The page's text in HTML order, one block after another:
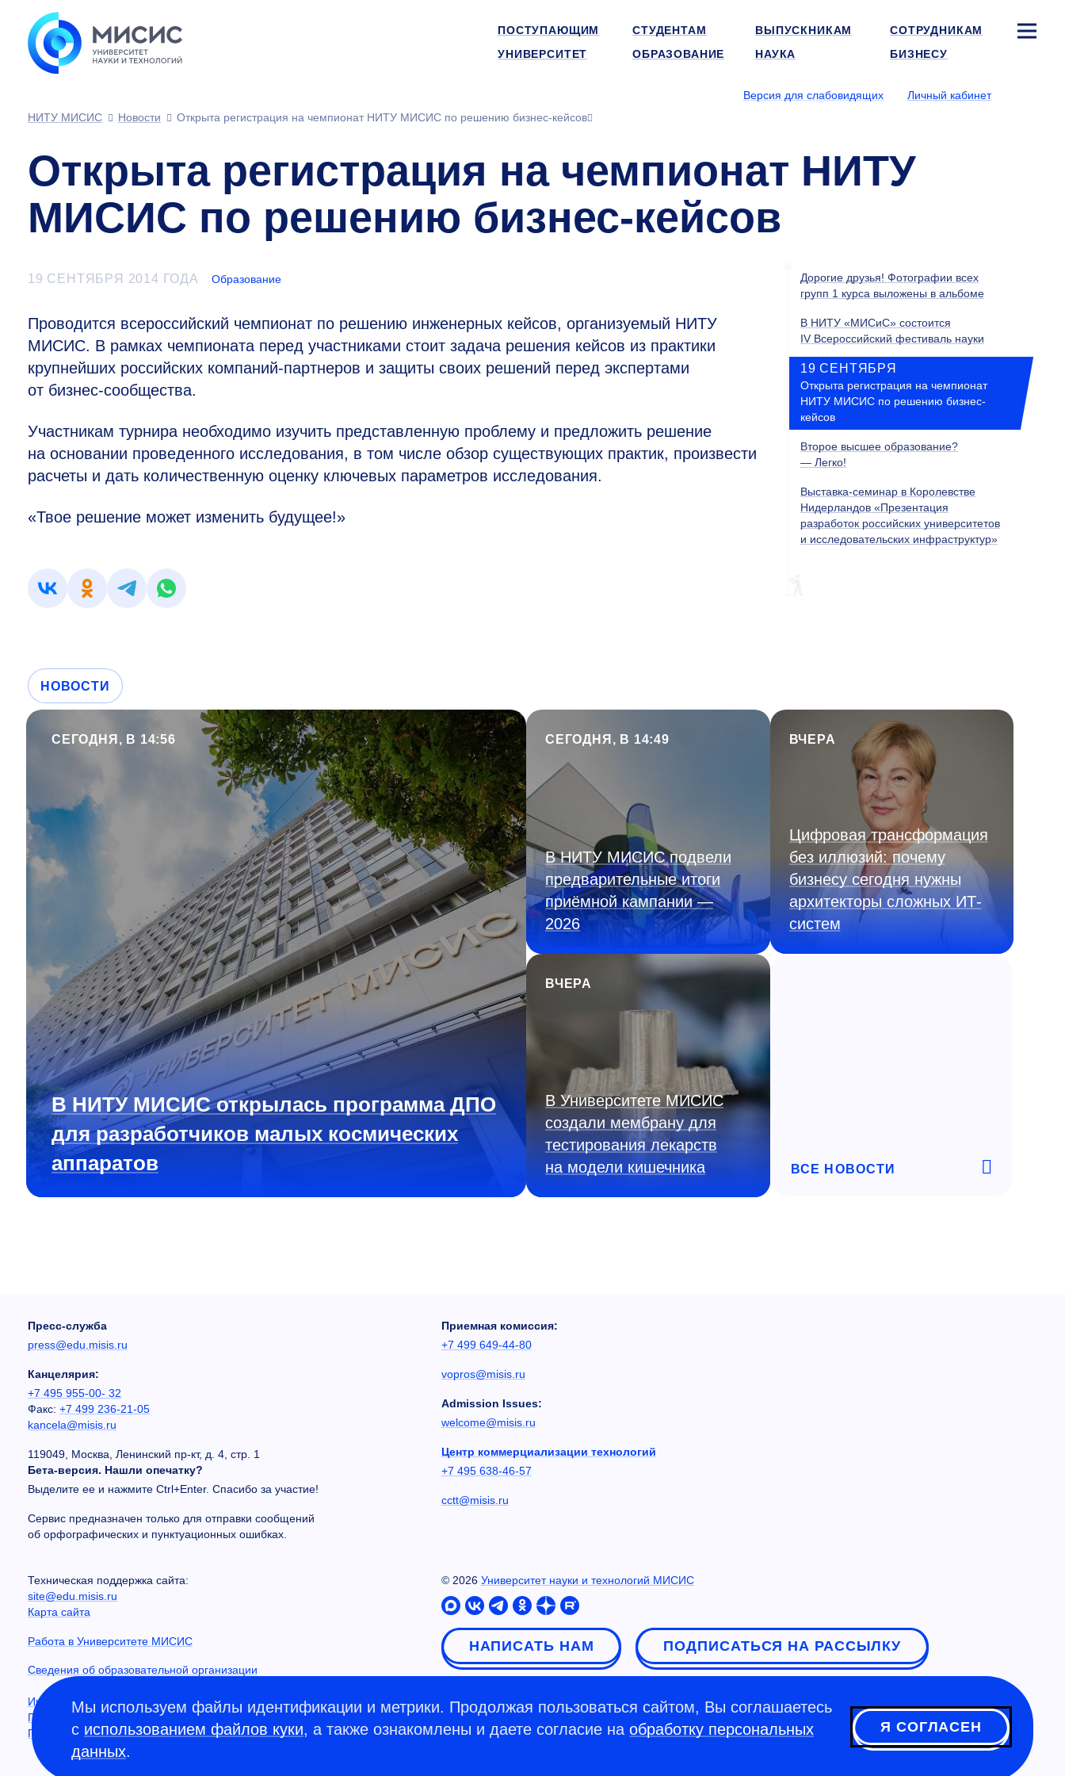
ПОСТУПАЮЩИМ СТУДЕНТАМ ВЫПУСКНИКАМ
СОТРУДНИКАМ
УНИВЕРСИТЕТ
ОБРАЗОВАНИЕ НАУКА БИЗНЕСУ
Версия для слабовидящих
Личный кабинет
НИТУ МИСИС
Новости Открыта регистрация на чемпионат НИТУ МИСИС по решению бизнес-кейсов
Открыта регистрация на чемпионат НИТУ
МИСИС по решению бизнес-кейсов
19 СЕНТЯБРЯ 2014 ГОДА Образование
Проводится всероссийский чемпионат по решению инженерных кейсов, организуемый НИТУ
МИСИС. В рамках чемпионата перед участниками стоит задача решения кейсов из практики
крупнейших российских компаний-партнеров и защиты своих решений перед экспертами
от бизнес-сообщества.
Участникам турнира необходимо изучить представленную проблему и предложить решение
на основании проведенного исследования, в том числе обзор существующих практик, произвести
расчеты и дать количественную оценку ключевых параметров исследования.
«Твое решение может изменить будущее!»
Дорогие друзья! Фотографии всех
групп 1 курса выложены в альбоме
В НИТУ «МИСиС» состоится
IV Всероссийский фестиваль науки
19 СЕНТЯБРЯ
Открыта регистрация на чемпионат
НИТУ МИСИС по решению бизнес-
кейсов
Второе высшее образование?
— Легко!
Выставка-семинар в Королевстве
Нидерландов «Презентация
разработок российских университетов
и исследовательских инфраструктур»
НОВОСТИ
СЕГОДНЯ, В 14:56
В НИТУ МИСИС открылась программа ДПО
для разработчиков малых космических
аппаратов
СЕГОДНЯ, В 14:49
В НИТУ МИСИС подвели
предварительные итоги
приёмной кампании —
2026
ВЧЕРА
Цифровая трансформация
без иллюзий: почему
бизнесу сегодня нужны
архитекторы сложных ИТ-
систем
ВЧЕРА
В Университете МИСИС
создали мембрану для
тестирования лекарств
на модели кишечника
ВСЕ НОВОСТИ
Пресс-служба
press@edu.misis.ru
Канцелярия:
+7 495 955-00- 32
Факс: +7 499 236-21-05
kancela@misis.ru
119049, Москва, Ленинский пр-кт, д. 4, стр. 1
Бета-версия. Нашли опечатку?
Выделите ее и нажмите Ctrl+Enter. Спасибо за участие!
Сервис предназначен только для отправки сообщений
об орфографических и пунктуационных ошибках.
Приемная комиссия:
+7 499 649-44-80
vopros@misis.ru
Admission Issues:
welcome@misis.ru
Центр коммерциализации технологий
+7 495 638-46-57
cctt@misis.ru
Техническая поддержка сайта:
site@edu.misis.ru
Карта сайта
Работа в Университете МИСИС
Сведения об образовательной организации
Информация о закупках
Противодействие коррупции
Политика конфиденциальности
© 2026 Университет науки и технологий МИСИС
НАПИСАТЬ НАМ ПОДПИСАТЬСЯ НА РАССЫЛКУ
Мы используем файлы идентификации и метрики. Продолжая пользоваться сайтом, Вы соглашаетесь
с использованием файлов куки, а также ознакомлены и даете согласие на обработку персональных
данных.
Я СОГЛАСЕН